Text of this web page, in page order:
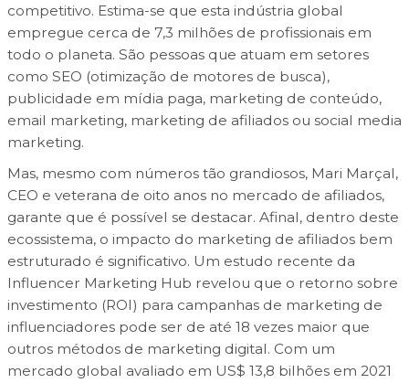
competitivo. Estima-se que esta indústria global
empregue cerca de 7,3 milhões de profissionais em
todo o planeta. São pessoas que atuam em setores
como SEO (otimização de motores de busca),
publicidade em mídia paga, marketing de conteúdo,
email marketing, marketing de afiliados ou social media
marketing.
Mas, mesmo com números tão grandiosos, Mari Marçal,
CEO e veterana de oito anos no mercado de afiliados,
garante que é possível se destacar. Afinal, dentro deste
ecossistema, o impacto do marketing de afiliados bem
estruturado é significativo. Um estudo recente da
Influencer Marketing Hub revelou que o retorno sobre
investimento (ROI) para campanhas de marketing de
influenciadores pode ser de até 18 vezes maior que
outros métodos de marketing digital. Com um
mercado global avaliado em US$ 13,8 bilhões em 2021